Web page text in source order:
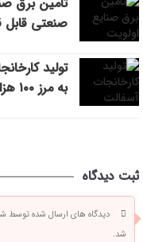
صنعتی
تولید
به مرز ۱۰۰ هزار تن نزدیک شد
ثبت دیدگاه
دیدگاه های ارسال شده توسط
شد.